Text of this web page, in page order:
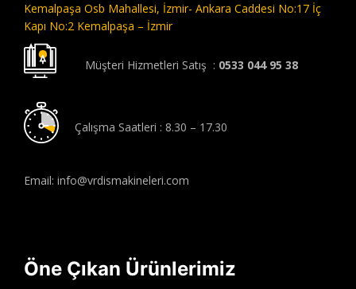
Kemalpaşa Osb Mahallesi, İzmir- Ankara Caddesi No:17 İç
Kapı No:2 Kemalpaşa – İzmir
Müşteri Hizmetleri Satış : 0533 044 95 38
Çalışma Saatleri : 8.30 – 17.30
Email: info@vrdismakineleri.com
Öne Çıkan Ürünlerimiz